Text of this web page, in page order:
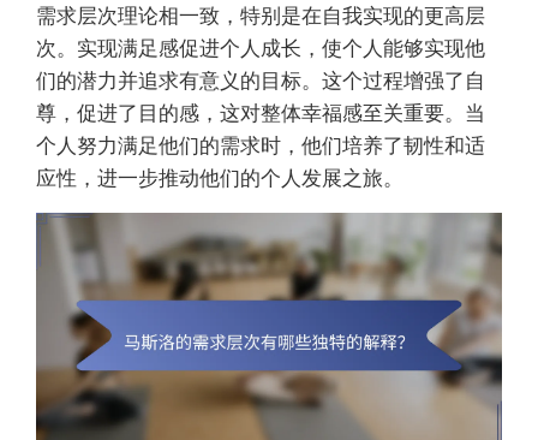
需求层次理论相一致，特别是在自我实现的更高层
次。实现满足感促进个人成长，使个人能够实现他
们的潜力并追求有意义的目标。这个过程增强了自
尊，促进了目的感，这对整体幸福感至关重要。当
个人努力满足他们的需求时，他们培养了韧性和适
应性，进一步推动他们的个人发展之旅。